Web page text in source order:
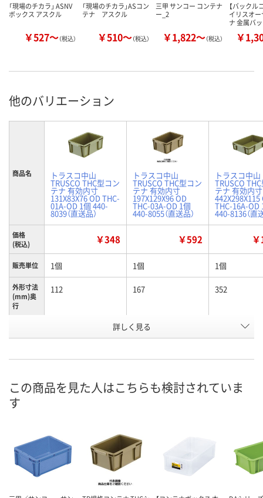
「現場のチカラ」 ASNV
ボックス アスクル
￥527～（税込）
「現場のチカラ」ASコン
テナ アスクル
￥510～（税込）
三甲 サンコー コンテナ
ー_2
￥1,822～（税込）
【バックル
イリスオ
ナ 金属バ
￥
他のバリエーション
商品名 トラスコ中山
TRUSCO THC型コン
テナ 有効内寸
131X83X76 OD THC-
01A-OD 1個 440-
8039（直送品）
トラスコ中山
TRUSCO THC型コン
テナ 有効内寸
197X129X96 OD
THC-03A-OD 1個
440-8055（直送品）
トラスコ中山
TRUSCO
テナ 有効内寸
442X298X115
THC-16A-OD
440-8136（直
価格
(税込)
￥348 ￥592
販売単位 1個 1個 1個
外形寸法
(mm)奥
行
112 167 352
96
さ
お申込番
号
お届け日 8月12日（水） 8月12日（水） 8月12日（水）
詳しく見る
この商品を見た人はこちらも検討されていま
す